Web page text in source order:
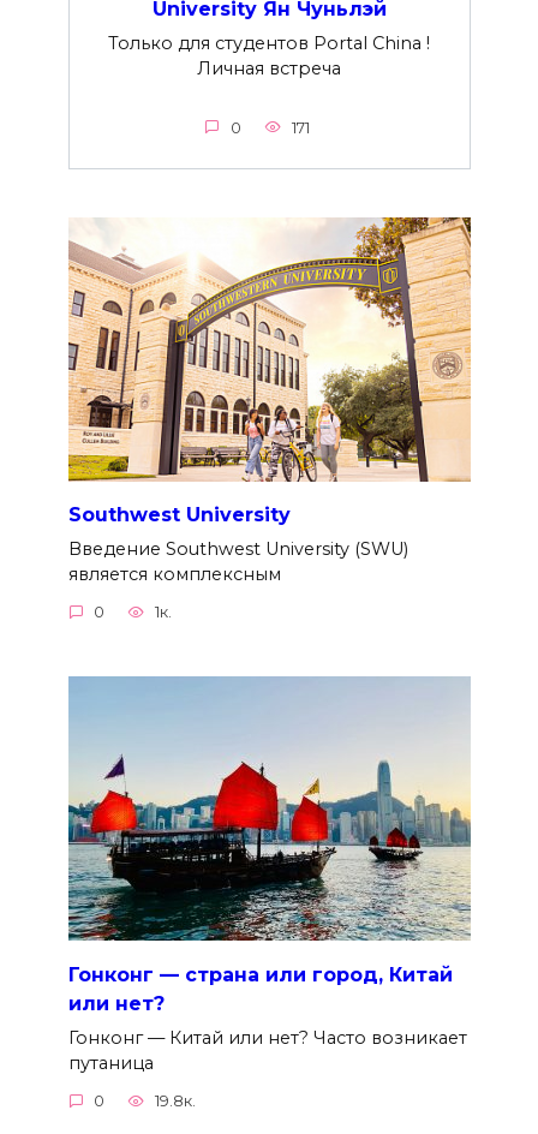
University Ян Чуньлэй
Только для студентов Portal China !
Личная встреча
0 171
Southwest University
Введение Southwest University (SWU)
является комплексным
0 1к.
Гонконг — страна или город, Китай
или нет?
Гонконг — Китай или нет? Часто возникает
путаница
0 19.8к.